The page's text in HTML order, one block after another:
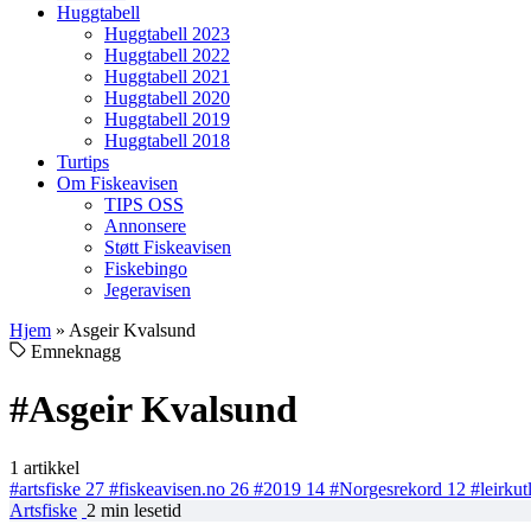
Huggtabell
Huggtabell 2023
Huggtabell 2022
Huggtabell 2021
Huggtabell 2020
Huggtabell 2019
Huggtabell 2018
Turtips
Om Fiskeavisen
TIPS OSS
Annonsere
Støtt Fiskeavisen
Fiskebingo
Jegeravisen
Hjem » Asgeir Kvalsund
Emneknagg
#Asgeir Kvalsund
1 artikkel
#artsfiske 27 #fiskeavisen.no 26 #2019 14 #Norgesrekord 12
Artsfiske 2 min lesetid